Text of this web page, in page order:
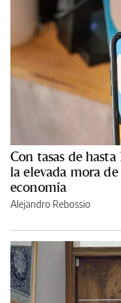
Con tasas de
la elevada mora
economía
Alejandro Rebossio